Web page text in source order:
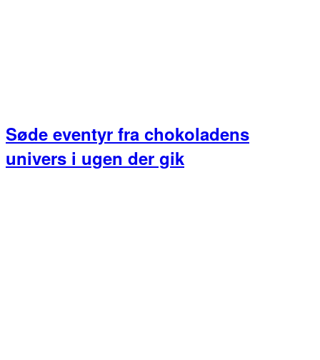
Søde eventyr fra chokoladens
univers i ugen der gik